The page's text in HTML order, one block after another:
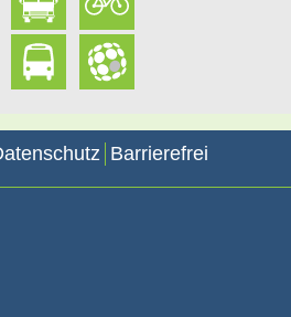
Barrierefrei